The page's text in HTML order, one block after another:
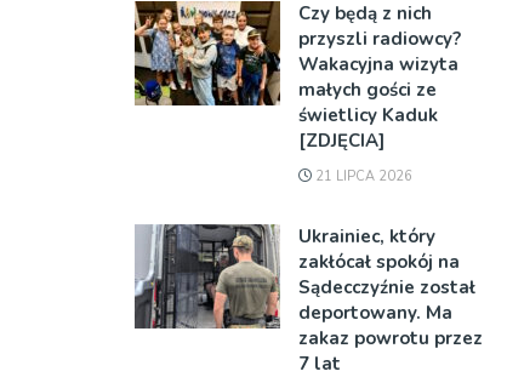
Czy będą z nich
przyszli radiowcy?
Wakacyjna wizyta
małych gości ze
świetlicy Kaduk
[ZDJĘCIA]
21 LIPCA 2026
Ukrainiec, który
zakłócał spokój na
Sądecczyźnie został
deportowany. Ma
zakaz powrotu przez
7 lat